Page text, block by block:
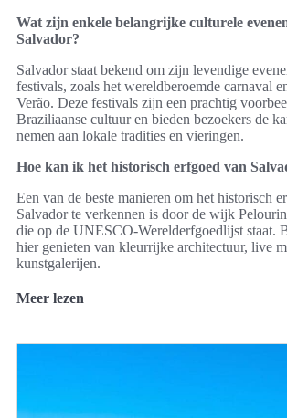
Wat zijn enkele belangrijke culturele
Salvador?
Salvador staat bekend om zijn levendige
festivals, zoals het wereldberoemde carnaval
Verão. Deze festivals zijn een prachtig
Braziliaanse cultuur en bieden bezoekers de
nemen aan lokale tradities en vieringen.
Hoe kan ik het historisch erfgoed van
Een van de beste manieren om het historisch
Salvador te verkennen is door de wijk
die op de UNESCO-Werelderfgoedlijst staat.
hier genieten van kleurrijke architectuur, live
kunstgalerijen.
Meer lezen